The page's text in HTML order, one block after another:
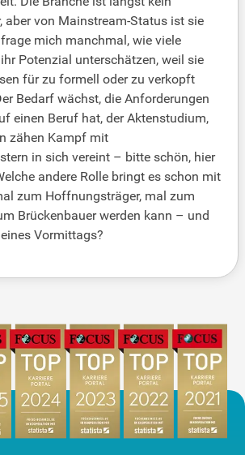
aber von Mainstream-Status ist sie
mich manchmal, wie viele
Potenzial unterschätzen, weil sie
für zu formell oder zu verkopft
Bedarf wächst, die Anforderungen
einen Beruf hat, der Aktenstudium,
zähen Kampf mit
in sich vereint – bitte schön, hier
andere Rolle bringt es schon mit
zum Hoffnungsträger, mal zum
Brückenbauer werden kann – und
Vormittags?